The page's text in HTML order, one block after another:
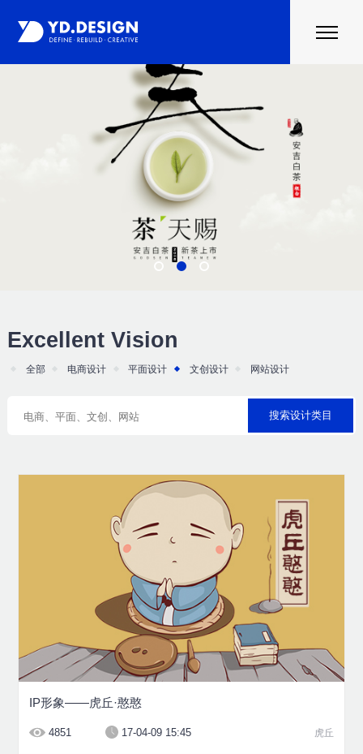
首页
案例
行业资讯
关于云度
联系我们
Excellent Vision
全部 电商设计 平面设计 文创设计 网站设计
IP形象——虎丘·憨憨
虎丘
4851 17-04-09 15:45